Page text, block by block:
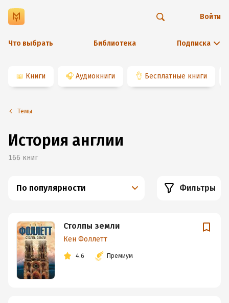
Что выбрать Библиотека Подписка
Войти
📖 Книги 🎧 Аудиокниги 👌 Бесплатные книги
Темы
История англии
166 книг
По популярности Фильтры
Столпы земли
Кен Фоллетт
4.6 Премиум